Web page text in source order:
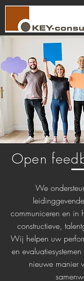
Open
We
communiceren en in
constructieve,
Wij helpen uw
en
nieuwe manier